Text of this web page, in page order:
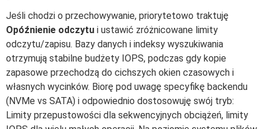
Jeśli chodzi o przechowywanie, priorytetowo traktuję
Opóźnienie odczytu i ustawić zróżnicowane limity
odczytu/zapisu. Bazy danych i indeksy wyszukiwania
otrzymują stabilne budżety IOPS, podczas gdy kopie
zapasowe przechodzą do cichszych okien czasowych i
własnych wycinków. Biorę pod uwagę specyfikę backendu
(NVMe vs SATA) i odpowiednio dostosowuję swój tryb:
Limity przepustowości dla sekwencyjnych obciążeń, limity